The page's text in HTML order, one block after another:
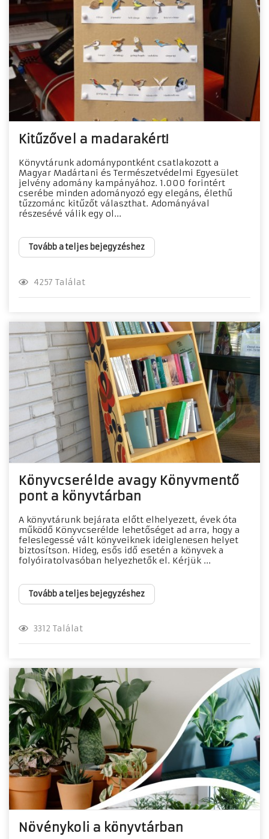
Kitűzővel a madarakért!
Könyvtárunk adománypontként csatlakozott a
Magyar Madártani és Természetvédelmi Egyesület
jelvény adomány kampányához. 1.000 forintért
cserébe minden adományozó egy elegáns, élethű
tűzzománc kitűzőt választhat. Adományával
részesévé válik egy ol...
Tovább a teljes bejegyzéshez
4257 Találat
Könyvcserélde avagy Könyvmentő
pont a könyvtárban
A könyvtárunk bejárata előtt elhelyezett, évek óta
működő Könyvcserélde lehetőséget ad arra, hogy a
feleslegessé vált könyveiknek ideiglenesen helyet
biztosítson. Hideg, esős idő esetén a könyvek a
folyóiratolvasóban helyezhetők el. Kérjük ...
Tovább a teljes bejegyzéshez
3312 Találat
Növénykoli a könyvtárban